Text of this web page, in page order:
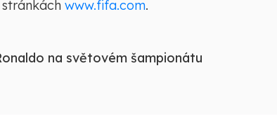
www.fifa.com.
na světovém šampionátu